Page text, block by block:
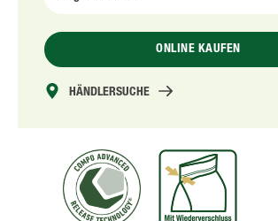
ONLINE KAUFEN
HÄNDLERSUCHE